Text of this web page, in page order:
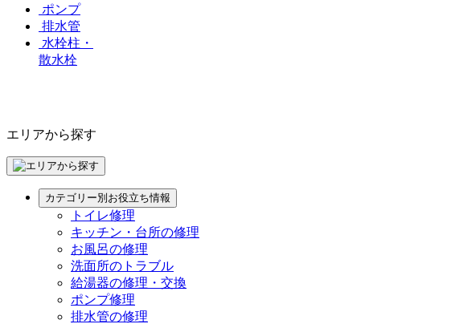
ポンプ
排水管
水栓柱・
散水栓
エリアから探す
カテゴリー別お役立ち情報
トイレ修理
キッチン・台所の修理
お風呂の修理
洗面所のトラブル
給湯器の修理・交換
ポンプ修理
排水管の修理